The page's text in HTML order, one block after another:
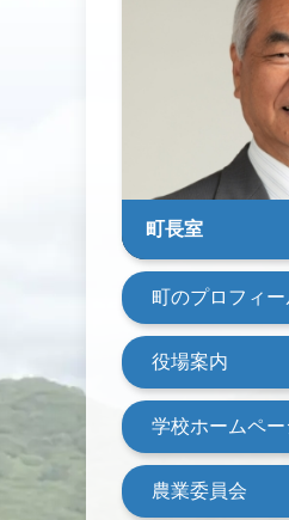
町長室
町のプロフィー
役場案内
学校ホームペー
農業委員会